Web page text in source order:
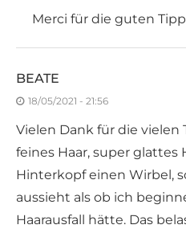
Merci für die guten
BEATE
18/05/2021 - 21:56
Vielen Dank für die vielen
feines Haar, super glattes
Hinterkopf einen Wirbel,
aussieht als ob ich
Haarausfall hätte. Das